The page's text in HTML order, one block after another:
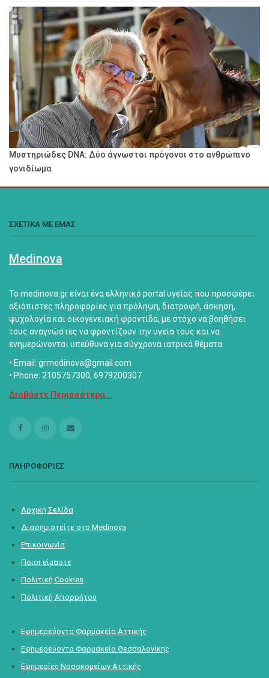
Μυστηριώδες DNA: Δύο άγνωστοι πρόγονοι στο ανθρώπινο
γονιδίωμα
ΣΧΕΤΙΚΑ ΜΕ ΕΜΑΣ
Medinova
Το medinova.gr είναι ένα ελληνικό portal υγείας που προσφέρει
αξιόπιστες πληροφορίες για πρόληψη, διατροφή, άσκηση,
ψυχολογία και οικογενειακή φροντίδα, με στόχο να βοηθήσει
τους αναγνώστες να φροντίζουν την υγεία τους και να
ενημερώνονται υπεύθυνα για σύγχρονα ιατρικά θέματα.
• Email: grmedinova@gmail.com
• Phone: 2105757300, 6979200307
Διαβάστε Περισσότερα...
ΠΛΗΡΟΦΟΡΙΕΣ
Αρχική Σελίδα
Διαφημιστείτε στο Medinova
Επικοινωνία
Ποιοι είμαστε
Πολιτική Cookies
Πολιτική Απορρήτου
Εφημερεύοντα Φαρμακεία Αττικής
Εφημερεύοντα Φαρμακεία Θεσσαλονίκης
Εφημερίες Νοσοκομείων Αττικής